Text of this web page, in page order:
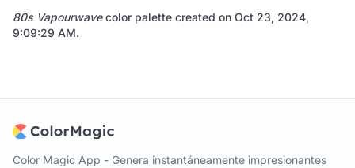
80s Vapourwavecolor palette created on Oct 23, 2024,
9:09:29 AM.
Color Magic App - Genera instantáneamente impresionantes